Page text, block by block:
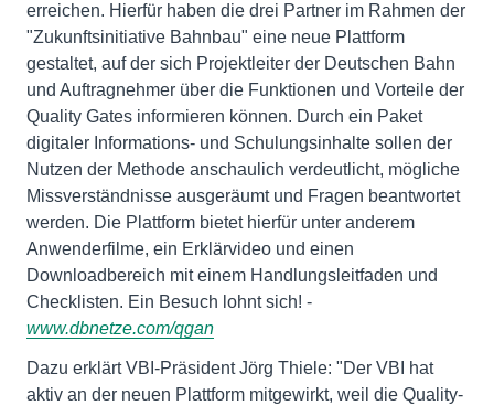
erreichen. Hierfür haben die drei Partner im Rahmen der
"Zukunftsinitiative Bahnbau" eine neue Plattform
gestaltet, auf der sich Projektleiter der Deutschen Bahn
und Auftragnehmer über die Funktionen und Vorteile der
Quality Gates informieren können. Durch ein Paket
digitaler Informations- und Schulungsinhalte sollen der
Nutzen der Methode anschaulich verdeutlicht, mögliche
Missverständnisse ausgeräumt und Fragen beantwortet
werden. Die Plattform bietet hierfür unter anderem
Anwenderfilme, ein Erklärvideo und einen
Downloadbereich mit einem Handlungsleitfaden und
Checklisten. Ein Besuch lohnt sich! -
www.dbnetze.com/qgan
Dazu erklärt VBI-Präsident Jörg Thiele: "Der VBI hat
aktiv an der neuen Plattform mitgewirkt, weil die Quality-